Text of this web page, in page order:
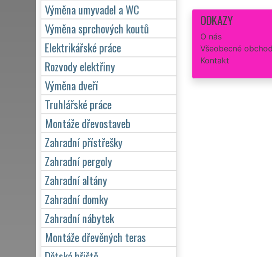
ODKAZY
O nás
Všeobecné
Kontakt
Výměna umyvadel a WC
Výměna sprchových koutů
Elektrikářské práce
Rozvody elektřiny
Výměna dveří
Truhlářské práce
Montáže dřevostaveb
Zahradní přístřešky
Zahradní pergoly
Zahradní altány
Zahradní domky
Zahradní nábytek
Montáže dřevěných teras